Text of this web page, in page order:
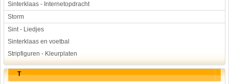
Sinterklaas - Internetopdracht
Storm
Sint - Liedjes
Sinterklaas en voetbal
Stripfiguren - Kleurplaten
T